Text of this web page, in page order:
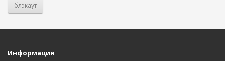
блэкаут
Информация